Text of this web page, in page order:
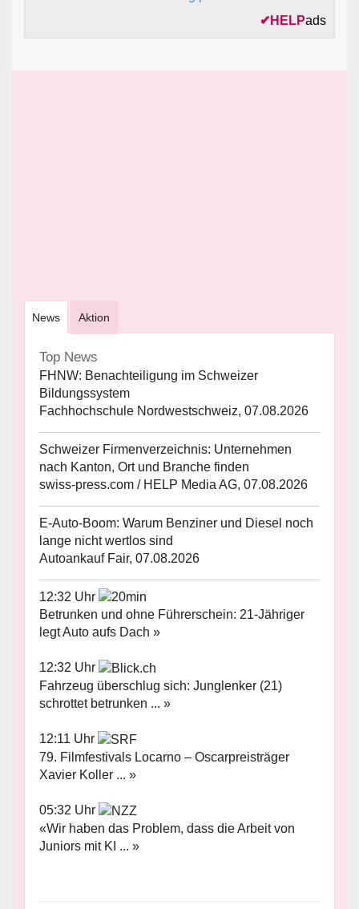
✔ HELPads
News Aktion
Top News
FHNW: Benachteiligung im Schweizer
Bildungssystem
Fachhochschule Nordwestschweiz, 07.08.2026
Schweizer Firmenverzeichnis: Unternehmen
nach Kanton, Ort und Branche finden
swiss-press.com / HELP Media AG, 07.08.2026
E-Auto-Boom: Warum Benziner und Diesel noch
lange nicht wertlos sind
Autoankauf Fair, 07.08.2026
12:32 Uhr
Betrunken und ohne Führerschein: 21-Jähriger
legt Auto aufs Dach »
12:32 Uhr
Fahrzeug überschlug sich: Junglenker (21)
schrottet betrunken ... »
12:11 Uhr
79. Filmfestivals Locarno – Oscarpreisträger
Xavier Koller ... »
05:32 Uhr
«Wir haben das Problem, dass die Arbeit von
Juniors mit KI ... »